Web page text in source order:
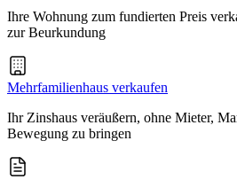
Ihre Wohnung zum fundierten Preis
zur Beurkundung
Mehrfamilienhaus verkaufen
Ihr Zinshaus veräußern, ohne Mieter,
Bewegung zu bringen